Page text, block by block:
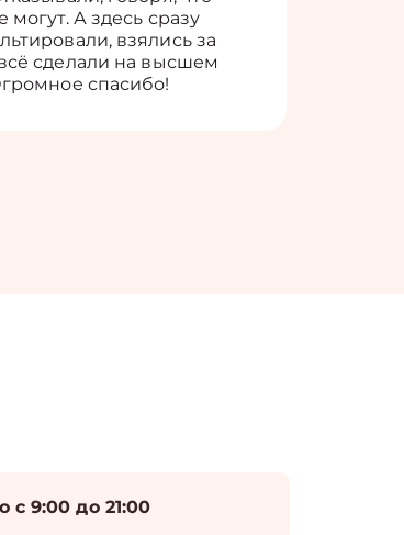
могут. А здесь сразу
взялись за
сделали на высшем
спасибо!
с 9:00 до 21:00